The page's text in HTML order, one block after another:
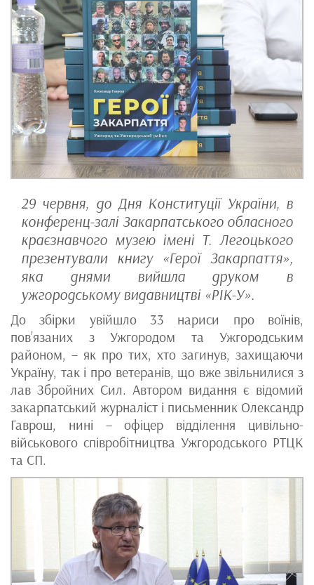
29 червня, до Дня Конституції України, в
конференц-залі Закарпатського обласного
краєзнавчого музею імені Т. Легоцького
презентували книгу «Герої Закарпаття»,
яка днями вийшла друком в
ужгородському видавництві «РІК-У».
До збірки увійшло 33 нариси про воїнів,
пов’язаних з Ужгородом та Ужгородським
районом, – як про тих, хто загинув, захищаючи
Україну, так і про ветеранів, що вже звільнилися з
лав Збройних Сил. Автором видання є відомий
закарпатський журналіст і письменник Олександр
Гаврош, нині – офіцер відділення цивільно-
військового співробітництва Ужгородського РТЦК
та СП.